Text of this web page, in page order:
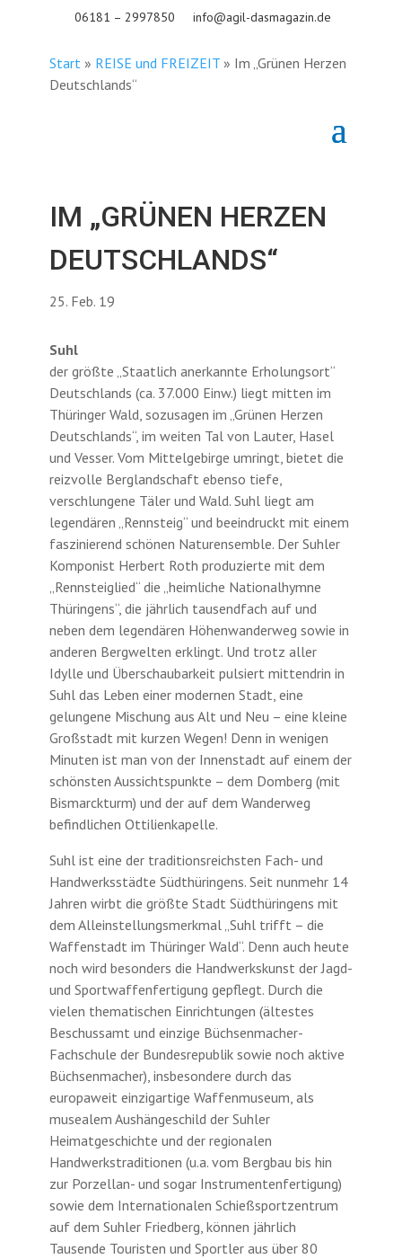
06181 – 2997850 info@agil-dasmagazin.de
Start» REISE und FREIZEIT» Im „Grünen Herzen
Deutschlands“
IM „GRÜNEN HERZEN
DEUTSCHLANDS“
25. Feb. 19
Suhl
der größte „Staatlich anerkannte Erholungsort“
Deutschlands (ca. 37.000 Einw.) liegt mitten im
Thüringer Wald, sozusagen im „Grünen Herzen
Deutschlands“, im weiten Tal von Lauter, Hasel
und Vesser. Vom Mittelgebirge umringt, bietet die
reizvolle Berglandschaft ebenso tiefe,
verschlungene Täler und Wald. Suhl liegt am
legendären „Rennsteig“ und beeindruckt mit einem
faszinierend schönen Naturensemble. Der Suhler
Komponist Herbert Roth produzierte mit dem
„Rennsteiglied“ die „heimliche Nationalhymne
Thüringens“, die jährlich tausendfach auf und
neben dem legendären Höhenwanderweg sowie in
anderen Bergwelten erklingt. Und trotz aller
Idylle und Überschaubarkeit pulsiert mittendrin in
Suhl das Leben einer modernen Stadt, eine
gelungene Mischung aus Alt und Neu – eine kleine
Großstadt mit kurzen Wegen! Denn in wenigen
Minuten ist man von der Innenstadt auf einem der
schönsten Aussichtspunkte – dem Domberg (mit
Bismarckturm) und der auf dem Wanderweg
befindlichen Ottilienkapelle.
Suhl ist eine der traditionsreichsten Fach- und
Handwerksstädte Südthüringens. Seit nunmehr 14
Jahren wirbt die größte Stadt Südthüringens mit
dem Alleinstellungsmerkmal „Suhl trifft – die
Waffenstadt im Thüringer Wald“. Denn auch heute
noch wird besonders die Handwerkskunst der Jagd-
und Sportwaffenfertigung gepflegt. Durch die
vielen thematischen Einrichtungen (ältestes
Beschussamt und einzige Büchsenmacher-
Fachschule der Bundesrepublik sowie noch aktive
Büchsenmacher), insbesondere durch das
europaweit einzigartige Waffenmuseum, als
musealem Aushängeschild der Suhler
Heimatgeschichte und der regionalen
Handwerkstraditionen (u.a. vom Bergbau bis hin
zur Porzellan- und sogar Instrumentenfertigung)
sowie dem Internationalen Schießsportzentrum
auf dem Suhler Friedberg, können jährlich
Tausende Touristen und Sportler aus über 80